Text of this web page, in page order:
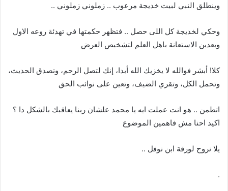
وينطلق النبي لبيت خديجة مرعوب .. زملوني زملوني ..
وحكي لخديجة كل اللى حصل .. فتظهر حكمتها في تهدئة روعه الاول
وبعدين الاستعانة باهل العلم لتشخيص العرض
كلا! أبشر فوالله لا يخزيك الله أبدا، إنك لتصل الرحم، وتصدق الحديث،
وتحمل الكل، وتقري الضيف، وتعين على نوائب الحق
اتطمن .. هو انت عملت ايه يا محمد علشان ربنا يعاقبك بالشكل دا ؟
اكيد احنا مش فاهمين الموضوع
يلا نروح لورقة ابن نوفل ..
.